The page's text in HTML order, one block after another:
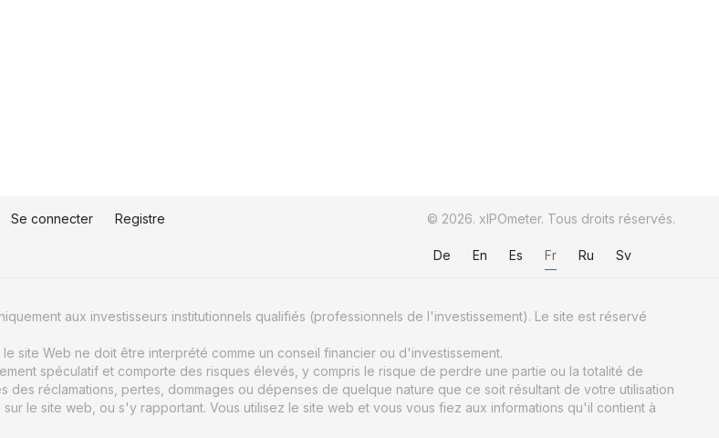
Se connecter Registre © 2026. xIPOmeter. Tous droits réservés.
De En Es Fr Ru Sv
aux investisseurs institutionnels qualifiés (professionnels de l'investissement). Le site est réservé
site Web ne doit être interprété comme un conseil financier ou d'investissement.
spéculatif et comporte des risques élevés, y compris le risque de perdre une partie ou la totalité de
réclamations, pertes, dommages ou dépenses de quelque nature que ce soit résultant de votre utilisation
le site web, ou s'y rapportant. Vous utilisez le site web et vous vous fiez aux informations qu'il contient à